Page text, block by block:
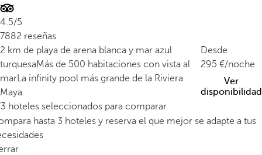
4.5/5
7882 reseñas
2 km de playa de arena blanca y mar azul
turquesaMás de 500 habitaciones con vista al
marLa infinity pool más grande de la Riviera
Maya
Desde
295
/noche
Ver
disponibilidad
hoteles seleccionados para comparar
hasta 3 hoteles y reserva el que mejor se adapte a tus